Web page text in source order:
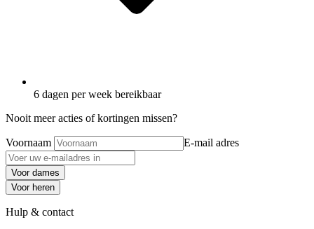
6 dagen per week bereikbaar
Nooit meer acties of kortingen missen?
Voornaam E-mail adres
Voor dames
Voor heren
Hulp & contact